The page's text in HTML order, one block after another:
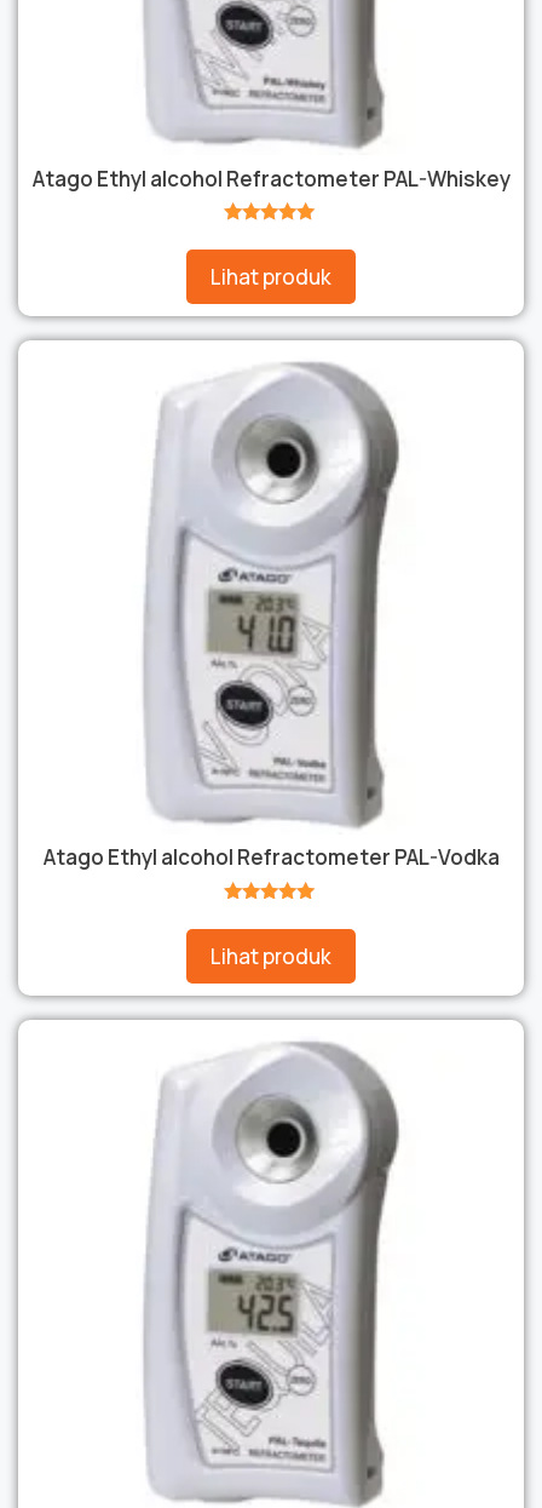
Atago Ethyl alcohol Refractometer PAL-Whiskey
Lihat produk
Atago Ethyl alcohol Refractometer PAL-Vodka
Lihat produk